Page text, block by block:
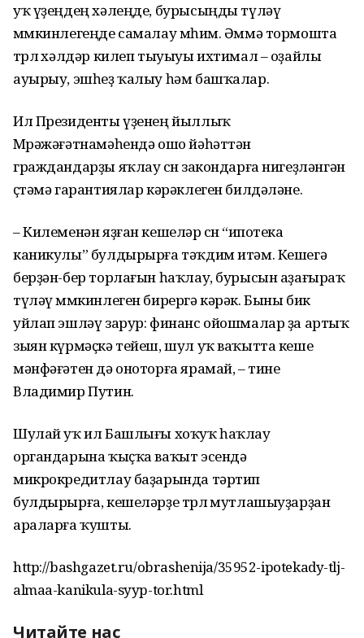
уҡ үҙеңдең хәлеңде, бурысыңды түләү
мөмкинлегеңде самалау мөһим. Әммә тормошта
төрлө хәлдәр килеп тыуыуы ихтимал – оҙайлы
ауырыу, эшһеҙ ҡалыу һәм башҡалар.
Ил Президенты үҙенең йыллыҡ
Мөрәжәғәтнамәһендә ошо йәһәттән
граждандарҙы яҡлау өсөн закондарға нигеҙләнгән
өҫтәмә гарантиялар кәрәклеген билдәләне.
– Килеменән яҙған кешеләр өсөн “ипотека
каникулы” булдырырға тәҡдим итәм. Кешегә
берҙән-бер торлағын һаҡлау, бурысын аҙағыраҡ
түләү мөмкинлеген бирергә кәрәк. Быны бик
уйлап эшләү зарур: финанс ойошмалар ҙа артыҡ
зыян күрмәҫкә тейеш, шул уҡ ваҡытта кеше
мәнфәғәтен дә оноторға ярамай, – тине
Владимир Путин.
Шулай уҡ ил Башлығы хоҡуҡ һаҡлау
органдарына ҡыҫҡа ваҡыт эсендә
микрокредитлау баҙарында тәртип
булдырырға, кешеләрҙе төрлө мутлашыуҙарҙан
араларға ҡушты.
http://bashgazet.ru/obrashenija/35952-ipotekady-tlj-
almaa-kanikula-syyp-tor.html
Читайте нас